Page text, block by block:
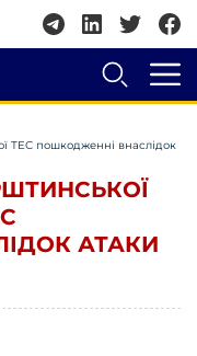
ТЕС пошкодженні внаслідок
АТАКИ